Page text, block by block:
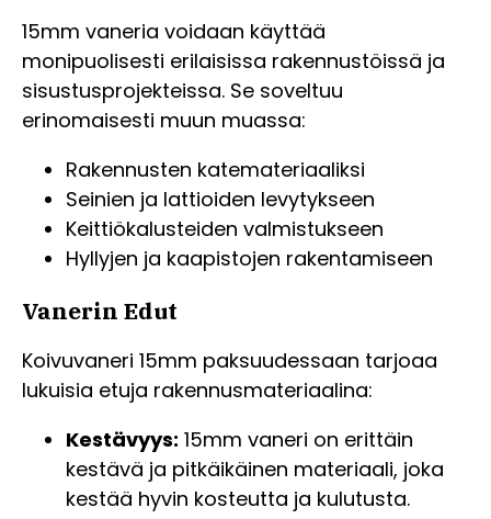
15mm vaneria voidaan käyttää
monipuolisesti erilaisissa rakennustöissä ja
sisustusprojekteissa. Se soveltuu
erinomaisesti muun muassa:
Rakennusten katemateriaaliksi
Seinien ja lattioiden levytykseen
Keittiökalusteiden valmistukseen
Hyllyjen ja kaapistojen rakentamiseen
Vanerin Edut
Koivuvaneri 15mm paksuudessaan tarjoaa
lukuisia etuja rakennusmateriaalina:
Kestävyys: 15mm vaneri on erittäin
kestävä ja pitkäikäinen materiaali, joka
kestää hyvin kosteutta ja kulutusta.